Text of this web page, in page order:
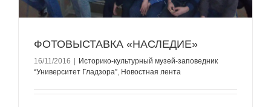
ФОТОВЫСТАВКА «НАСЛЕДИЕ»
16/11/2016
Историко-культурный музей-заповедник
“Университет Гладзорa”, Новостная лента